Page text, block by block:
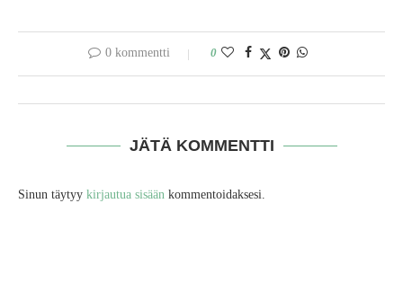
0 kommentti 0
JÄTÄ KOMMENTTI
Sinun täytyy kirjautua sisään kommentoidaksesi.